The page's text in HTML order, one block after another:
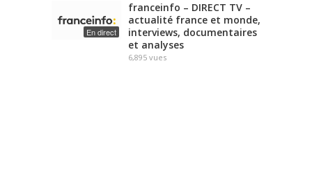
En direct
franceinfo – DIRECT TV –
actualité france et monde,
interviews, documentaires
et analyses
6,895 vues